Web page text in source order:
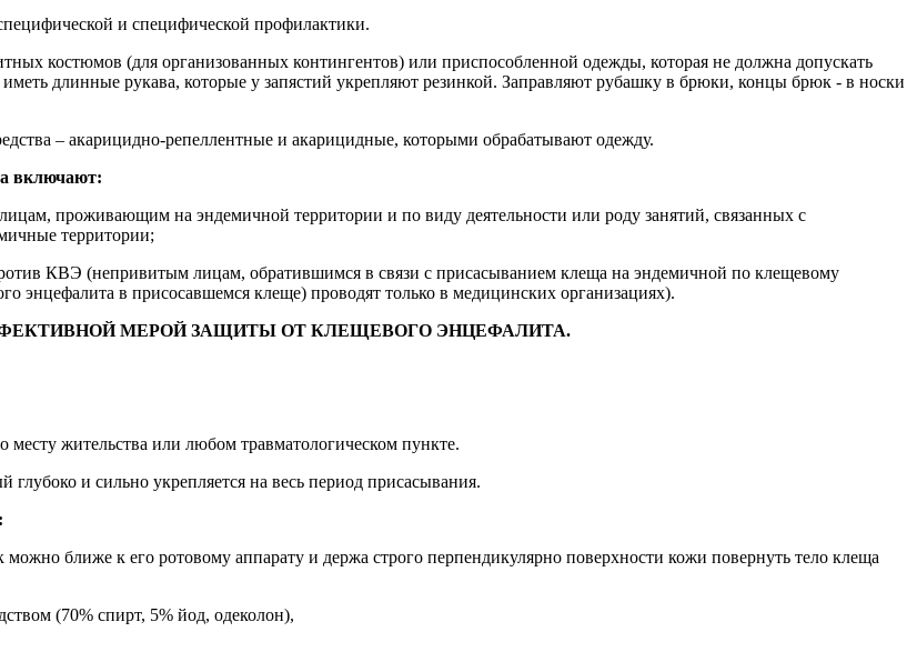
и специфической профилактики.
костюмов (для организованных контингентов) или приспособленной одежды, которая не должна допускать
длинные рукава, которые у запястий укрепляют резинкой. Заправляют рубашку в брюки, концы брюк - в носки
– акарицидно-репеллентные и акарицидные, которыми обрабатывают одежду.
включают:
проживающим на эндемичной территории и по виду деятельности или роду занятий, связанных с
территории;
КВЭ (непривитым лицам, обратившимся в связи с присасыванием клеща на эндемичной по клещевому
энцефалита в присосавшемся клеще) проводят только в медицинских организациях).
МЕРОЙ ЗАЩИТЫ ОТ КЛЕЩЕВОГО ЭНЦЕФАЛИТА.
месту жительства или любом травматологическом пункте.
и сильно укрепляется на весь период присасывания.
ближе к его ротовому аппарату и держа строго перпендикулярно поверхности кожи повернуть тело клеща
(70% спирт, 5% йод, одеколон),